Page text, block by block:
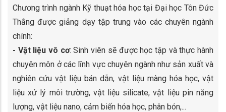
Chương trình ngành Kỹ thuạt hóa học tại Đại học Tôn Đức
Thắng được giảng dạy tập trung vào các chuyên ngành
chính:
- Vật liệu vô cơ: Sinh viên sẽ được học tập và thực hành
chuyên môn ở các lĩnh vực chuyên ngành như sản xuất và
nghiên cứu vật liệu bán dẫn, vật liệu màng hóa học, vật
liệu xử lý môi trường, vật liệu silicate, vật liệu pin năng
lượng, vật liệu nano, cảm biến hóa học, phân bón,...